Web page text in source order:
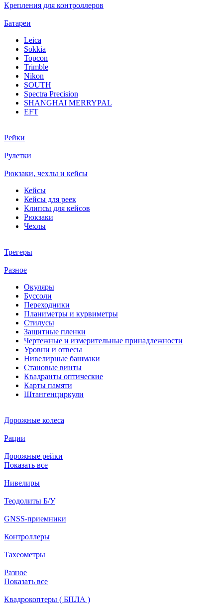
Крепления для контроллеров
Батареи
Leica
Sokkia
Topcon
Trimble
Nikon
SOUTH
Spectra Precision
SHANGHAI MERRYPAL
EFT
Рейки
Рулетки
Рюкзаки, чехлы и кейсы
Кейсы
Кейсы для реек
Клипсы для кейсов
Рюкзаки
Чехлы
Трегеры
Разное
Окуляры
Буссоли
Переходники
Планиметры и курвиметры
Стилусы
Защитные пленки
Чертежные и измерительные принадлежности
Уровни и отвесы
Нивелирные башмаки
Становые винты
Квадранты оптические
Карты памяти
Штангенциркули
Дорожные колеса
Рации
Дорожные рейки
Показать все
Нивелиры
Теодолиты Б/У
GNSS-приемники
Контроллеры
Тахеометры
Разное
Показать все
Квадрокоптеры ( БПЛА )